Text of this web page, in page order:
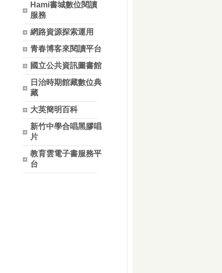
Hami書城數位閱讀
服務
網路資源探索運用
青春博客來閱讀平台
國立公共資訊圖書館
日治時期館藏數位典
藏
大英簡明百科
新竹中學合唱黑膠唱
片
教育雲電子書服務平
台